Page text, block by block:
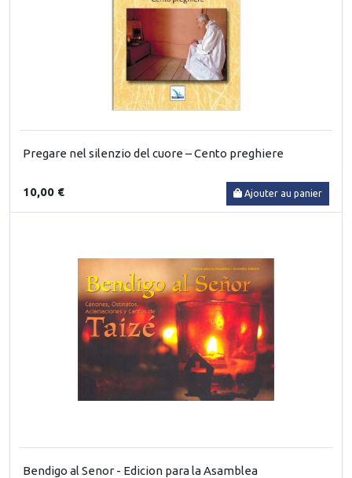
Pregare nel silenzio del cuore – Cento preghiere
10,00 € Ajouter au panier
Bendigo al Senor - Edicion para la Asamblea